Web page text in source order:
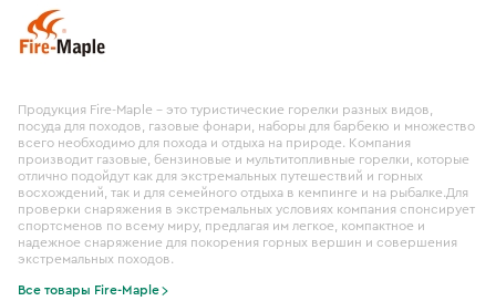
Продукция Fire-Maple – это туристические горелки разных видов,
посуда для походов, газовые фонари, наборы для барбекю и множество
всего необходимо для похода и отдыха на природе. Компания
производит газовые, бензиновые и мультитопливные горелки, которые
отлично подойдут как для экстремальных путешествий и горных
восхождений, так и для семейного отдыха в кемпинге и на рыбалке.Для
проверки снаряжения в экстремальных условиях компания спонсирует
спортсменов по всему миру, предлагая им легкое, компактное и
надежное снаряжение для покорения горных вершин и совершения
экстремальных походов.
Все товары Fire-Maple